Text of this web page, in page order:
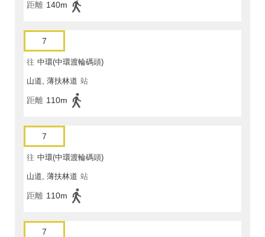
距離 140m
7
往 中環(中環渡輪碼頭)
山道, 薄扶林道 站
距離 110m
7
往 中環(中環渡輪碼頭)
山道, 薄扶林道 站
距離 110m
7